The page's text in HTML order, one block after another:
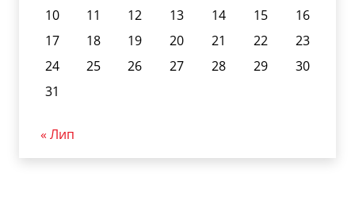
10
11 12 13 14 15
16
17
18 19 20 21 22
23
24
25 26 27 28 29
30
31
« Лип